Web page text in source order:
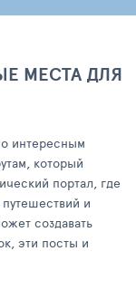
МЕСТА ДЛЯ
интересным
который
портал, где
и
создавать
эти посты и